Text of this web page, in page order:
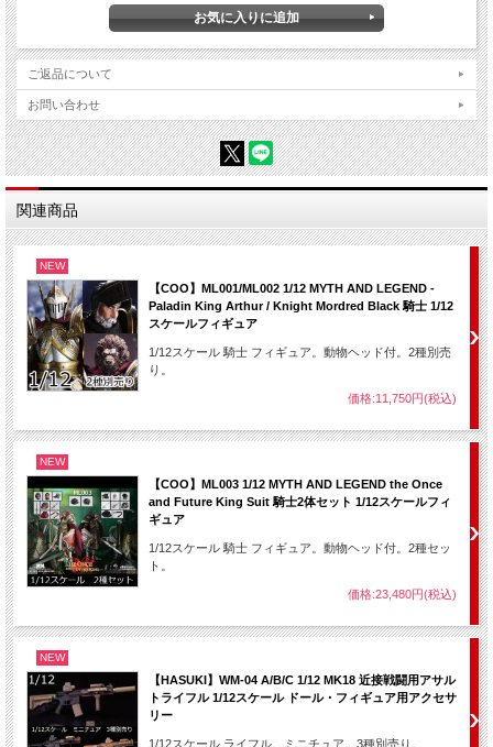
ご返品について
お問い合わせ
関連商品
NEW
【COO】ML001/ML002 1/12 MYTH AND LEGEND -
Paladin King Arthur / Knight Mordred Black 騎士 1/12
スケールフィギュア
1/12スケール 騎士 フィギュア。動物ヘッド付。2種別売
り。
価格:11,750円(税込)
NEW
【COO】ML003 1/12 MYTH AND LEGEND the Once
and Future King Suit 騎士2体セット 1/12スケールフィ
ギュア
1/12スケール 騎士 フィギュア。動物ヘッド付。2種セッ
ト。
価格:23,480円(税込)
NEW
【HASUKI】WM-04 A/B/C 1/12 MK18 近接戦闘用アサル
トライフル 1/12スケール ドール・フィギュア用アクセサ
リー
1/12スケール ライフル。ミニチュア。3種別売り。